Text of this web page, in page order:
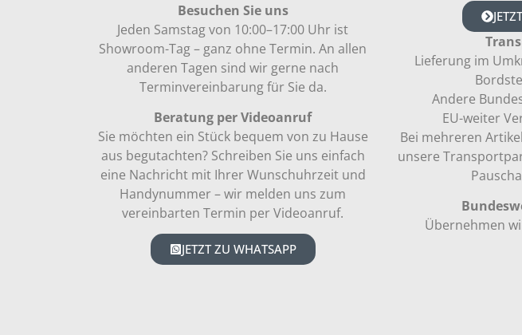
Besuchen Sie uns
Jeden Samstag von 10:00–17:00 Uhr ist
Showroom-Tag – ganz ohne Termin. An allen
anderen Tagen sind wir gerne nach
Terminvereinbarung für Sie da.
Beratung per Videoanruf
Sie möchten ein Stück bequem von zu Hause
aus begutachten? Schreiben Sie uns einfach
eine Nachricht mit Ihrer Wunschuhrzeit und
Handynummer – wir melden uns zum
vereinbarten Termin per Videoanruf.
JETZT ZU WHATSAPP
Lieferung im
Andere
EU-weiter
Bei mehreren
unsere
Übernehmen